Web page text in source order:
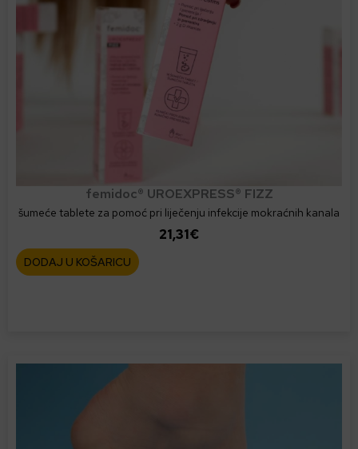
femidoc® UROEXPRESS® FIZZ
šumeće tablete za pomoć pri liječenju infekcije mokraćnih kanala
21,31€
DODAJ U KOŠARICU